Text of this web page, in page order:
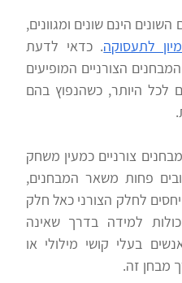
הינם שונים ומגוונים,
לתעסוקה. כדאי לדעת
הצורניים המופיעים
אם 2-3 מבחנים לכל היותר, כשהנפוץ בהם
צורניים כמעין משחק
פחות משאר המבחנים,
לחלק הצורני כאל חלק
למידה בדרך שאינה
בעלי קושי מילולי או
מבחן זה.